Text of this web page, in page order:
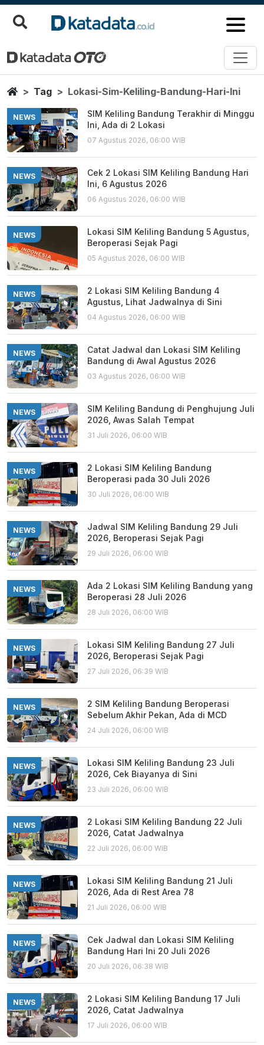
Lokasi Sim Keliling Bandung
Berita Terbaru
HomeTag Lokasi-Sim-Keliling-Bandung-Hari-Ini
NEWS
SIM Keliling Bandung Terakhir di Minggu
Ini, Ada di 2 Lokasi
07 Agustus 2026, 06:00 WIB
NEWS
Cek 2 Lokasi SIM Keliling Bandung Hari
Ini, 6 Agustus 2026
06 Agustus 2026, 06:00 WIB
NEWS
Lokasi SIM Keliling Bandung 5 Agustus,
Beroperasi Sejak Pagi
05 Agustus 2026, 06:00 WIB
NEWS
2 Lokasi SIM Keliling Bandung 4
Agustus, Lihat Jadwalnya di Sini
04 Agustus 2026, 06:00 WIB
NEWS
Catat Jadwal dan Lokasi SIM Keliling
Bandung di Awal Agustus 2026
03 Agustus 2026, 06:00 WIB
NEWS
SIM Keliling Bandung di Penghujung Juli
2026, Awas Salah Tempat
31 Juli 2026, 06:00 WIB
NEWS
2 Lokasi SIM Keliling Bandung
Beroperasi pada 30 Juli 2026
30 Juli 2026, 06:00 WIB
NEWS
Jadwal SIM Keliling Bandung 29 Juli
2026, Beroperasi Sejak Pagi
29 Juli 2026, 06:00 WIB
NEWS
Ada 2 Lokasi SIM Keliling Bandung yang
Beroperasi 28 Juli 2026
28 Juli 2026, 06:00 WIB
NEWS
Lokasi SIM Keliling Bandung 27 Juli
2026, Beroperasi Sejak Pagi
27 Juli 2026, 06:39 WIB
NEWS
2 SIM Keliling Bandung Beroperasi
Sebelum Akhir Pekan, Ada di MCD
24 Juli 2026, 06:00 WIB
NEWS
Lokasi SIM Keliling Bandung 23 Juli
2026, Cek Biayanya di Sini
23 Juli 2026, 06:00 WIB
NEWS
2 Lokasi SIM Keliling Bandung 22 Juli
2026, Catat Jadwalnya
22 Juli 2026, 06:00 WIB
NEWS
Lokasi SIM Keliling Bandung 21 Juli
2026, Ada di Rest Area 78
21 Juli 2026, 06:00 WIB
NEWS
Cek Jadwal dan Lokasi SIM Keliling
Bandung Hari Ini 20 Juli 2026
20 Juli 2026, 06:38 WIB
NEWS
2 Lokasi SIM Keliling Bandung 17 Juli
2026, Catat Jadwalnya
17 Juli 2026, 06:00 WIB